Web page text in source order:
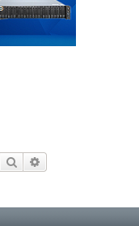
Поиск